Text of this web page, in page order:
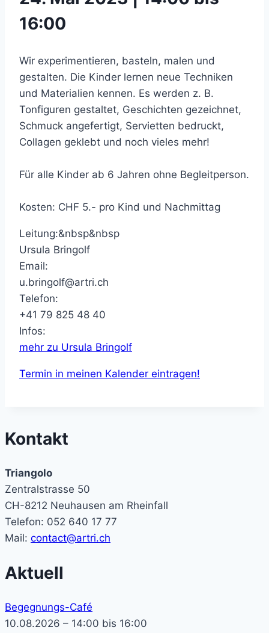
16:00
Wir experimentieren, basteln, malen und
gestalten. Die Kinder lernen neue Techniken
und Materialien kennen. Es werden z. B.
Tonfiguren gestaltet, Geschichten gezeichnet,
Schmuck angefertigt, Servietten bedruckt,
Collagen geklebt und noch vieles mehr!
Für alle Kinder ab 6 Jahren ohne Begleitperson.
Kosten: CHF 5.- pro Kind und Nachmittag
Leitung:&nbsp&nbsp
Ursula Bringolf
Email:
u.bringolf@artri.ch
Telefon:
+41 79 825 48 40
Infos:
mehr zu Ursula Bringolf
Termin in meinen Kalender eintragen!
Kontakt
Triangolo
Zentralstrasse 50
CH-8212 Neuhausen am Rheinfall
Telefon: 052 640 17 77
Mail: contact@artri.ch
Aktuell
Begegnungs-Café
10.08.2026 – 14:00 bis 16:00